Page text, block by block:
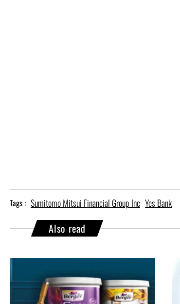
Tags : Sumitomo Mitsui Financial Group Inc Yes Bank
Also read